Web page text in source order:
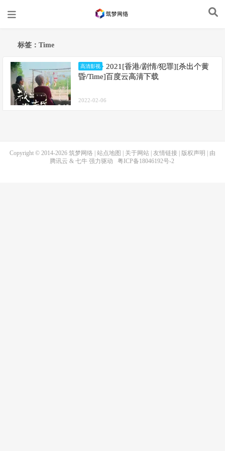
标签：Time
高清影视
2021[香港/剧情/犯罪][杀出个黄
昏/Time]百度云高清下载
2022-02-06
Copyright © 2014-2026 筑梦网络 站点地图 关于网站 友情链接 版权声明
| 由
腾讯云 & 七牛强力驱动 粤ICP备18046192号-2